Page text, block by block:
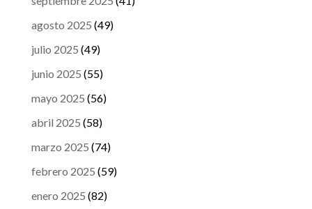
agosto 2025 (49)
julio 2025 (49)
junio 2025 (55)
mayo 2025 (56)
abril 2025 (58)
marzo 2025 (74)
febrero 2025 (59)
enero 2025 (82)